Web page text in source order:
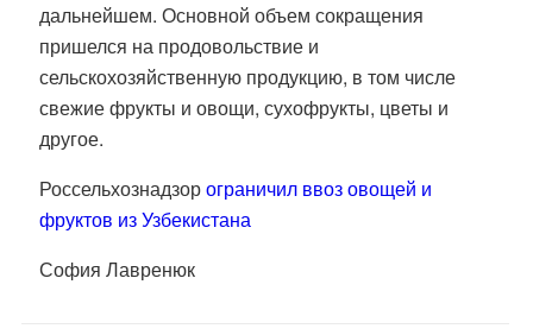
дальнейшем. Основной объем сокращения
пришелся на продовольствие и
сельскохозяйственную продукцию, в том числе
свежие фрукты и овощи, сухофрукты, цветы и
другое.
Россельхознадзорограничил ввоз овощей и
фруктов из Узбекистана
София Лавренюк